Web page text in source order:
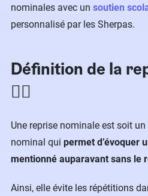
nominales avec un soutien
personnalisé par les Sherpas.
Définition de la
✍🏻
Une reprise nominale est soit
nominal qui permet d’évoquer
mentionné auparavant sans le
Ainsi, elle évite les répétitions